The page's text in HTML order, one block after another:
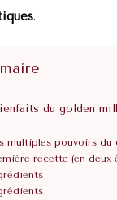
.
du golden
multiples pouvoirs du
recette (en